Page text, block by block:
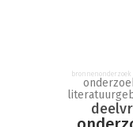
komen naar
eisen kan een
grenzen als
bronnenonderzoek